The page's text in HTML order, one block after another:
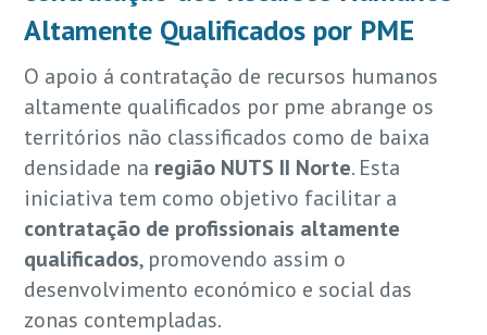
Altamente Qualificados por PME
O apoio á contratação de recursos humanos
altamente qualificados por pme abrange os
territórios não classificados como de baixa
densidade na região NUTS II Norte. Esta
iniciativa tem como objetivo facilitar a
contratação de profissionais altamente
qualificados, promovendo assim o
desenvolvimento económico e social das
zonas contempladas.